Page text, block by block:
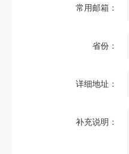
常用邮箱：
省份：
详细地址：
补充说明：